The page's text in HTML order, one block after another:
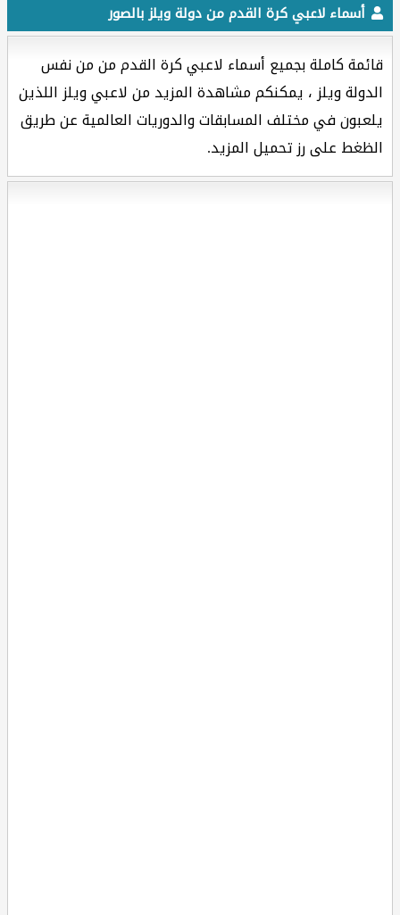
أسماء لاعبي كرة القدم من دولة ويلز بالصور
قائمة كاملة بجميع أسماء لاعبي كرة القدم من من نفس
الدولة ويلز ، يمكنكم مشاهدة المزيد من لاعبي ويلز اللذين
يلعبون في مختلف المسابقات والدوريات العالمية عن طريق
الظغط على رز تحميل المزيد.